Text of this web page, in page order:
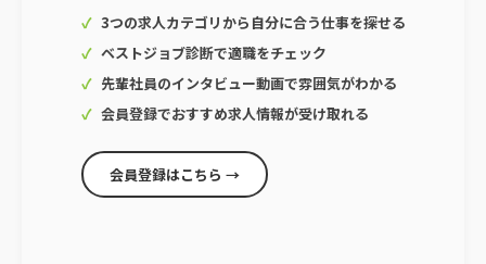
3つの求人カテゴリから自分に合う仕事を探せる
ベストジョブ診断で適職をチェック
先輩社員のインタビュー動画で雰囲気がわかる
会員登録でおすすめ求人情報が受け取れる
会員登録はこちら →